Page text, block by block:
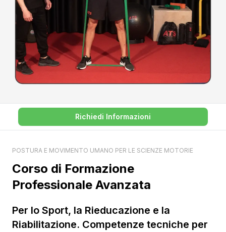
Richiedi Informazioni
POSTURA E MOVIMENTO UMANO PER LE SCIENZE MOTORIE
Corso di Formazione
Professionale Avanzata
Per lo Sport, la Rieducazione e la
Riabilitazione. Competenze tecniche per